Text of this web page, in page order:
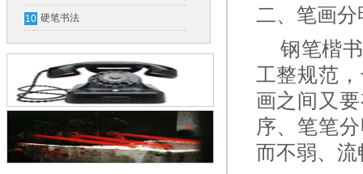
10 硬笔书法
二、笔画分
钢笔楷书
工整规范
画之间又
序、笔笔
而不弱、